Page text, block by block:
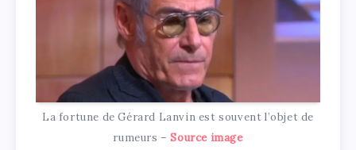
La fortune de Gérard Lanvin est souvent l’objet de
rumeurs –Source image